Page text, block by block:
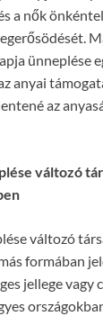
a nők
ünneplése
anyai
az
változó
változó
formában
jellege vagy